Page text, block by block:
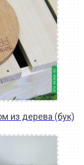
из дерева (бук)